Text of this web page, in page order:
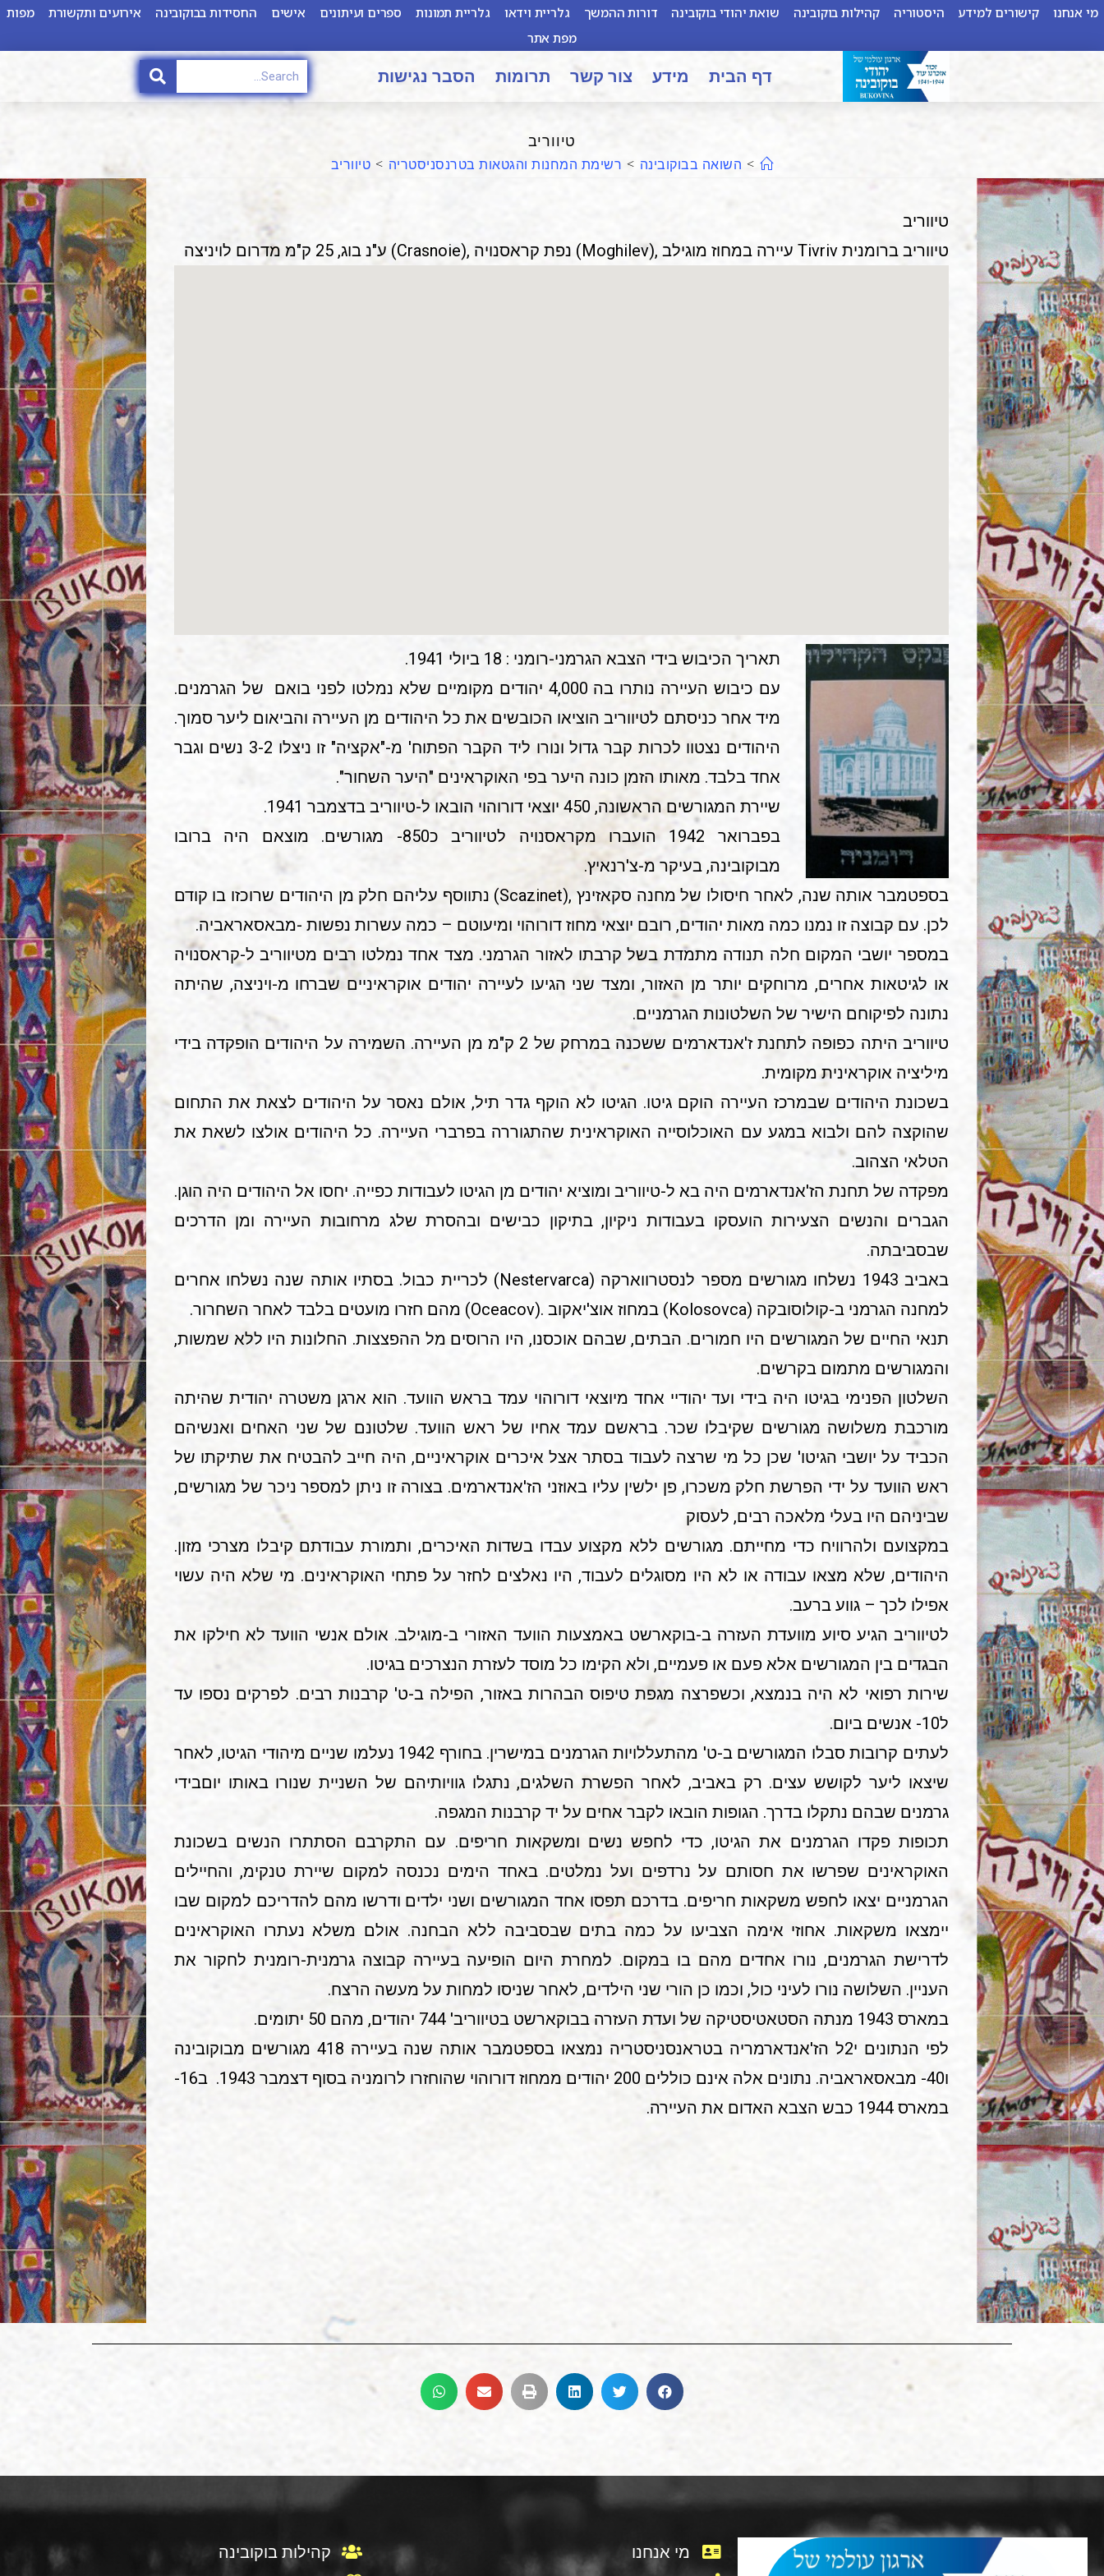
מי אנחנו קישורים למידע היסטוריה קהילות בוקובינה שואת יהודי בוקובינה דורות ההמשך גלריית וידאו גלריית תמונות ספרים ועיתונים אישים החסידות בבוקובינה אירועים ותקשורת
מפות
מפת אתר
דף הבית מידע צור קשר תרומות הסבר נגישות
טיווריב
> השואה בבוקובינה > רשימת המחנות והגטאות בטרנסניסטריה > טיווריב
טיווריב
טיווריב ברומנית Tivriv עיירה במחוז מוגילב ,(Moghilev) נפת קראסנויה ,(Crasnoie) ע"נ בוג, 25 ק"מ מדרום לויניצה
תאריך הכיבוש בידי הצבא הגרמני-רומני : 18 ביולי 1941.
עם כיבוש העיירה נותרו בה 4,000 יהודים מקומיים שלא נמלטו לפני בואם של הגרמנים.
מיד אחר כניסתם לטיווריב הוציאו הכובשים את כל היהודים מן העיירה והביאום ליער סמוך.
היהודים נצטוו לכרות קבר גדול ונורו ליד הקבר הפתוח' מ-"אקציה" זו ניצלו 3-2 נשים וגבר
אחד בלבד. מאותו הזמן כונה היער בפי האוקראינים "היער השחור".
שיירת המגורשים הראשונה, 450 יוצאי דורוהוי הובאו ל-טיווריב בדצמבר 1941.
בפברואר 1942 הועברו מקראסנויה לטיווריב כ850- מגורשים. מוצאם היה ברובו
מבוקובינה, בעיקר מ-צ'רנאיץ.
בספטמבר אותה שנה, לאחר חיסולו של מחנה סקאזינץ ,(Scazinet) נתווסף עליהם חלק מן היהודים שרוכזו בו קודם
לכן. עם קבוצה זו נמנו כמה מאות יהודים, רובם יוצאי מחוז דורוהוי ומיעוטם – כמה עשרות נפשות -מבאסאראביה.
במספר יושבי המקום חלה תנודה מתמדת בשל קרבתו לאזור הגרמני. מצד אחד נמלטו רבים מטיווריב ל-קראסנויה
או לגיטאות אחרים, מרוחקים יותר מן האזור, ומצד שני הגיעו לעיירה יהודים אוקראיניים שברחו מ-ויניצה, שהיתה
נתונה לפיקוחם הישיר של השלטונות הגרמניים.
טיווריב היתה כפופה לתחנת ז'אנדארמים ששכנה במרחק של 2 ק"מ מן העיירה. השמירה על היהודים הופקדה בידי
מיליציה אוקראינית מקומית.
בשכונת היהודים שבמרכז העיירה הוקם גיטו. הגיטו לא הוקף גדר תיל, אולם נאסר על היהודים לצאת את התחום
שהוקצה להם ולבוא במגע עם האוכלוסייה האוקראינית שהתגוררה בפרברי העיירה. כל היהודים אולצו לשאת את
הטלאי הצהוב.
מפקדה של תחנת הז'אנדארמים היה בא ל-טיווריב ומוציא יהודים מן הגיטו לעבודות כפייה. יחסו אל היהודים היה הוגן.
הגברים והנשים הצעירות הועסקו בעבודות ניקיון, בתיקון כבישים ובהסרת שלג מרחובות העיירה ומן הדרכים
שבסביבתה.
באביב 1943 נשלחו מגורשים מספר לנסטרווארקה (Nestervarca) לכריית כבול. בסתיו אותה שנה נשלחו אחרים
למחנה הגרמני ב-קולוסובקה (Kolosovca) במחוז אוצ'יאקוב .(Oceacov) מהם חזרו מועטים בלבד לאחר השחרור.
תנאי החיים של המגורשים היו חמורים. הבתים, שבהם אוכסנו, היו הרוסים מל ההפצצות. החלונות היו ללא שמשות,
והמגורשים מתמום בקרשים.
השלטון הפנימי בגיטו היה בידי ועד יהודיי אחד מיוצאי דורוהוי עמד בראש הוועד. הוא ארגן משטרה יהודית שהיתה
מורכבת משלושה מגורשים שקיבלו שכר. בראשם עמד אחיו של ראש הוועד. שלטונם של שני האחים ואנשיהם
הכביד על יושבי הגיטו' שכן כל מי שרצה לעבוד בסתר אצל איכרים אוקראיניים, היה חייב להבטיח את שתיקתו של
ראש הוועד על ידי הפרשת חלק משכרו, פן ילשין עליו באוזני הז'אנדארמים. בצורה זו ניתן למספר ניכר של מגורשים,
שביניהם היו בעלי מלאכה רבים, לעסוק
במקצועם ולהרוויח כדי מחייתם. מגורשים ללא מקצוע עבדו בשדות האיכרים, ותמורת עבודתם קיבלו מצרכי מזון.
היהודים, שלא מצאו עבודה או לא היו מסוגלים לעבוד, היו נאלצים לחזר על פתחי האוקראינים. מי שלא היה עשוי
אפילו לכך – גווע ברעב.
לטיווריב הגיע סיוע מוועדת העזרה ב-בוקארשט באמצעות הוועד האזורי ב-מוגילב. אולם אנשי הוועד לא חילקו את
הבגדים בין המגורשים אלא פעם או פעמיים, ולא הקימו כל מוסד לעזרת הנצרכים בגיטו.
שירות רפואי לא היה בנמצא, וכשפרצה מגפת טיפוס הבהרות באזור, הפילה ב-ט' קרבנות רבים. לפרקים נספו עד
ל10- אנשים ביום.
לעתים קרובות סבלו המגורשים ב-ט' מהתעללויות הגרמנים במישרין. בחורף 1942 נעלמו שניים מיהודי הגיטו, לאחר
שיצאו ליער לקושש עצים. רק באביב, לאחר הפשרת השלגים, נתגלו גוויותיהם של השניית שנורו באותו יוםבידי
גרמנים שבהם נתקלו בדרך. הגופות הובאו לקבר אחים על יד קרבנות המגפה.
תכופות פקדו הגרמנים את הגיטו, כדי לחפש נשים ומשקאות חריפים. עם התקרבם הסתתרו הנשים בשכונת
האוקראינים שפרשו את חסותם על נרדפים ועל נמלטים. באחד הימים נכנסה למקום שיירת טנקימ, והחיילים
הגרמניים יצאו לחפש משקאות חריפים. בדרכם תפסו אחד המגורשים ושני ילדים ודרשו מהם להדריכם למקום שבו
יימצאו משקאות. אחוזי אימה הצביעו על כמה בתים שבסביבה ללא הבחנה. אולם משלא נעתרו האוקראינים
לדרישת הגרמנים, נורו אחדים מהם בו במקום. למחרת היום הופיעה בעיירה קבוצה גרמנית-רומנית לחקור את
העניין. השלושה נורו לעיני כול, וכמו כן הורי שני הילדים, לאחר שניסו למחות על מעשה הרצח.
במארס 1943 מנתה הסטאטיסטיקה של ועדת העזרה בבוקארשט בטיווריב' 744 יהודים, מהם 50 יתומים.
לפי הנתונים י2ל הז'אנדארמריה בטראנסניסטריה נמצאו בספטמבר אותה שנה בעיירה 418 מגורשים מבוקובינה
ו40- מבאסאראביה. נתונים אלה אינם כוללים 200 יהודים ממחוז דורוהוי שהוחזרו לרומניה בסוף דצמבר 1943. ב16-
במארס 1944 כבש הצבא האדום את העיירה.
מי אנחנו
קהילות בוקובינה